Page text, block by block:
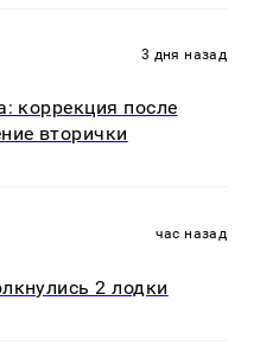
3 дня назад
коррекция после
вторички
час назад
2 лодки